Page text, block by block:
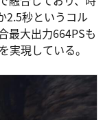
2.5秒というコル
最大出力664PSも
実現している。